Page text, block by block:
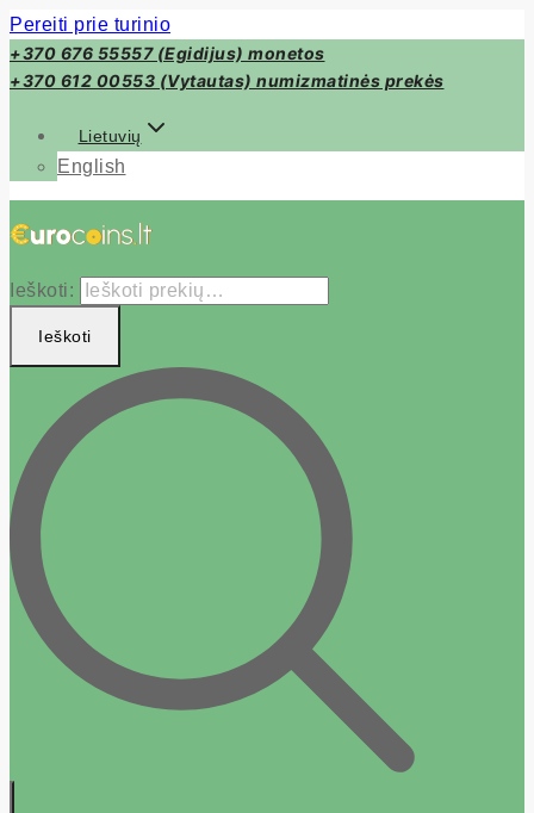
Pereiti prie turinio
+370 676 55557 (Egidijus) monetos
+370 612 00553 (Vytautas) numizmatinės prekės
Lietuvių
English
Ieškoti:
Ieškoti